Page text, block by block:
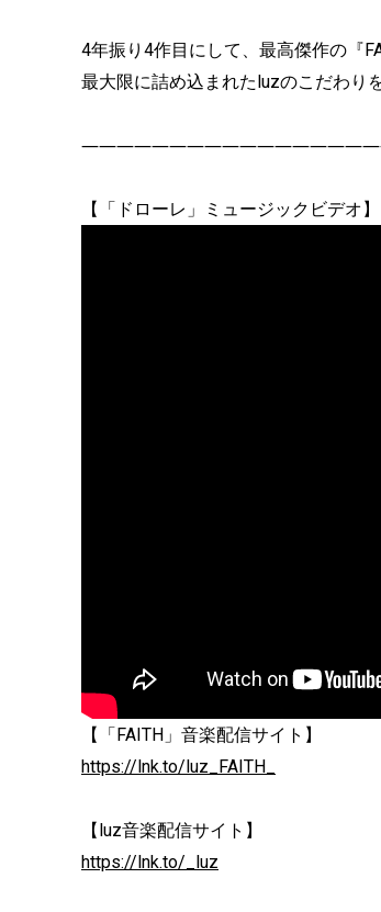
4年振り4作目にして、最高傑作の『
最大限に詰め込まれたluzのこだわり
【「ドローレ」ミュージックビデオ】
【「FAITH」音楽配信サイト】
https://lnk.to/luz_FAITH_
【luz音楽配信サイト】
https://lnk.to/_luz